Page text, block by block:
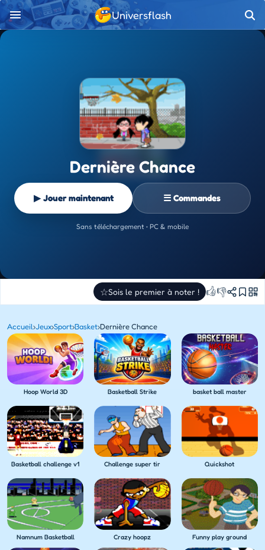
Universflash
Dernière Chance
▶ Jouer maintenant ☰ Commandes
Sans téléchargement • PC & mobile
☆Sois le premier à noter ! 👍👎
Accueil›Jeux›Sport›Basket›Dernière Chance
Hoop World 3D Basketball Strike basket ball master
Basketball challenge v1 Challenge super tir Quickshot
Namnum Basketball Crazy hoopz Funny play ground